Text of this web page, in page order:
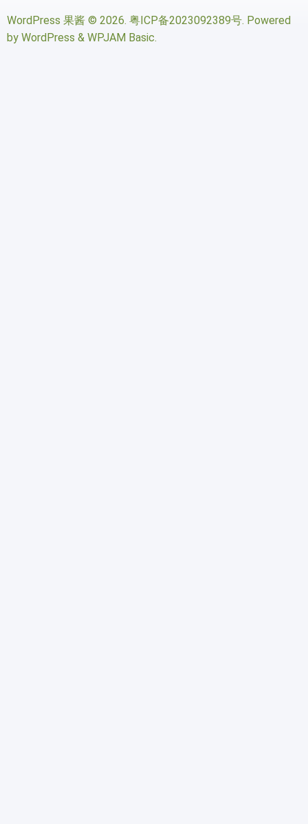
WordPress 果酱 © 2026. 粤ICP备2023092389号. Powered
by WordPress & WPJAM Basic.